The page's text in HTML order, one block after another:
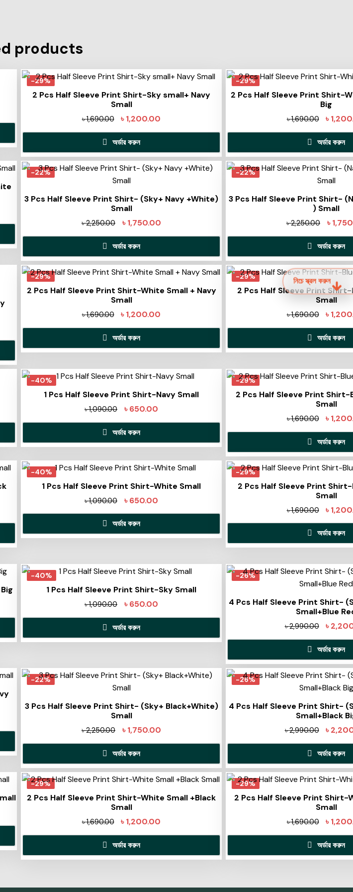
products
-29%
2 Pcs Half Sleeve Print Shirt-Sky small+ Navy
Small
৳1,690.00 ৳1,200.00
অর্ডার করুন
-29%
2 Pcs Half Sleeve Print Shirt-
Big
৳1,690.00 ৳
অর্ডার করুন
-22%
3 Pcs Half Sleeve Print Shirt- (Sky+ Navy +White)
Small
৳2,250.00 ৳1,750.00
অর্ডার করুন
-22%
3 Pcs Half Sleeve Print Shirt-
) Small
৳2,250.00 ৳
অর্ডার করুন
-29%
2 Pcs Half Sleeve Print Shirt-White Small + Navy
Small
৳1,690.00 ৳1,200.00
অর্ডার করুন
-29%
2 Pcs Half Sleeve Print Shirt-
Small
৳1,690.00 ৳
অর্ডার করুন
-40%
1 Pcs Half Sleeve Print Shirt-Navy Small
৳1,090.00 ৳650.00
অর্ডার করুন
-29%
2 Pcs Half Sleeve Print Shirt-
Small
৳1,690.00 ৳
অর্ডার করুন
-40%
1 Pcs Half Sleeve Print Shirt-White Small
৳1,090.00 ৳650.00
অর্ডার করুন
-29%
2 Pcs Half Sleeve Print Shirt-
Small
৳1,690.00 ৳
অর্ডার করুন
-40%
1 Pcs Half Sleeve Print Shirt-Sky Small
৳1,090.00 ৳650.00
অর্ডার করুন
-26%
4 Pcs Half Sleeve Print Shirt-
Small+Blue
৳2,990.00 ৳
অর্ডার করুন
-22%
3 Pcs Half Sleeve Print Shirt- (Sky+ Black+White)
Small
৳2,250.00 ৳1,750.00
অর্ডার করুন
-26%
4 Pcs Half Sleeve Print Shirt-
Small+Black
৳2,990.00 ৳
অর্ডার করুন
-29%
2 Pcs Half Sleeve Print Shirt-White Small +Black
Small
৳1,690.00 ৳1,200.00
অর্ডার করুন
-29%
2 Pcs Half Sleeve Print Shirt-
Small
৳1,690.00 ৳
অর্ডার করুন
নিচে স্ক্রল করুন